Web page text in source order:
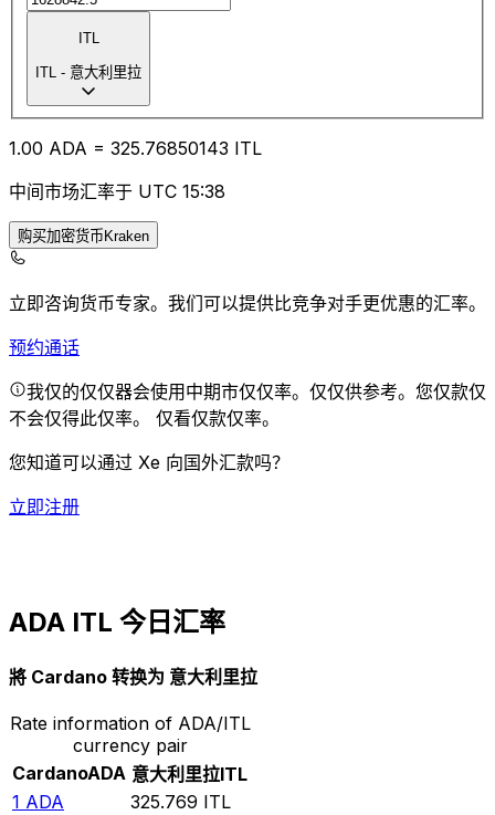
ITL
ITL - 意大利里拉
1.00 ADA = 325.76850143 ITL
中间市场汇率于 UTC 15:38
购买加密货币Kraken
立即咨询货币专家。 我们可以提供比竞争对手更优惠的汇率。
预约通话
我仅的仅仅器会使用中期市仅仅率。仅仅供参考。您仅款仅
不会仅得此仅率。 仅看仅款仅率。
您知道可以通过 Xe 向国外汇款吗？
立即注册
ADA ITL 今日汇率
將 Cardano 转换为 意大利里拉
Rate information of ADA/ITL
currency pair
CardanoADA 意大利里拉ITL
1 ADA 325.769 ITL